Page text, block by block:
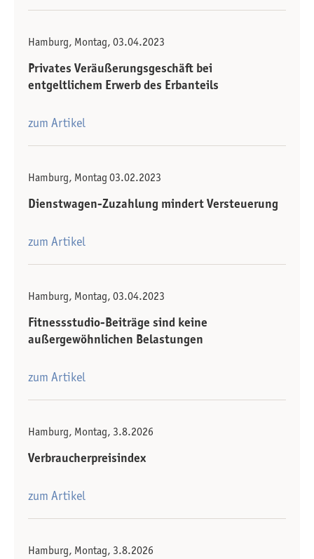
Hamburg, Montag, 03.04.2023
Privates Veräußerungsgeschäft bei
entgeltlichem Erwerb des Erbanteils
zum Artikel
Hamburg, Montag 03.02.2023
Dienstwagen-Zuzahlung mindert Versteuerung
zum Artikel
Hamburg, Montag, 03.04.2023
Fitnessstudio-Beiträge sind keine
außergewöhnlichen Belastungen
zum Artikel
Hamburg, Montag, 3.8.2026
Verbraucherpreisindex
zum Artikel
Hamburg, Montag, 3.8.2026